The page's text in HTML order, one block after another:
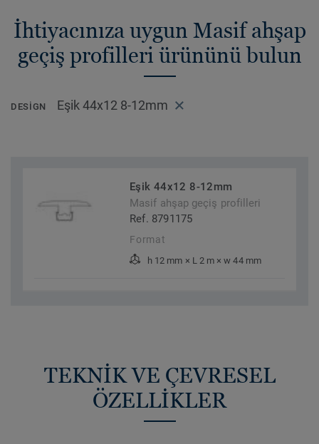
İhtiyacınıza uygun Masif ahşap
geçiş profilleri ürününü bulun
DESIGN Eşik 44x12 8-12mm
Eşik 44x12 8-12mm
Masif ahşap geçiş profilleri
Ref. 8791175
Format
h 12 mm × L 2 m × w 44 mm
TEKNİK VE ÇEVRESEL
ÖZELLİKLER